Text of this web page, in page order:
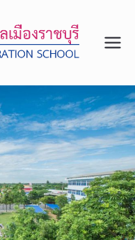
โรงเรีย
เทศบา
ลเมือง
ราชบุรี
สถาน
ศึกษา
รางวัล
พระรา
ชทาน
จังหวัด